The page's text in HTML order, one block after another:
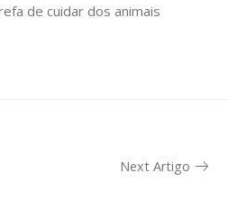
de cuidar dos animais
Next Artigo